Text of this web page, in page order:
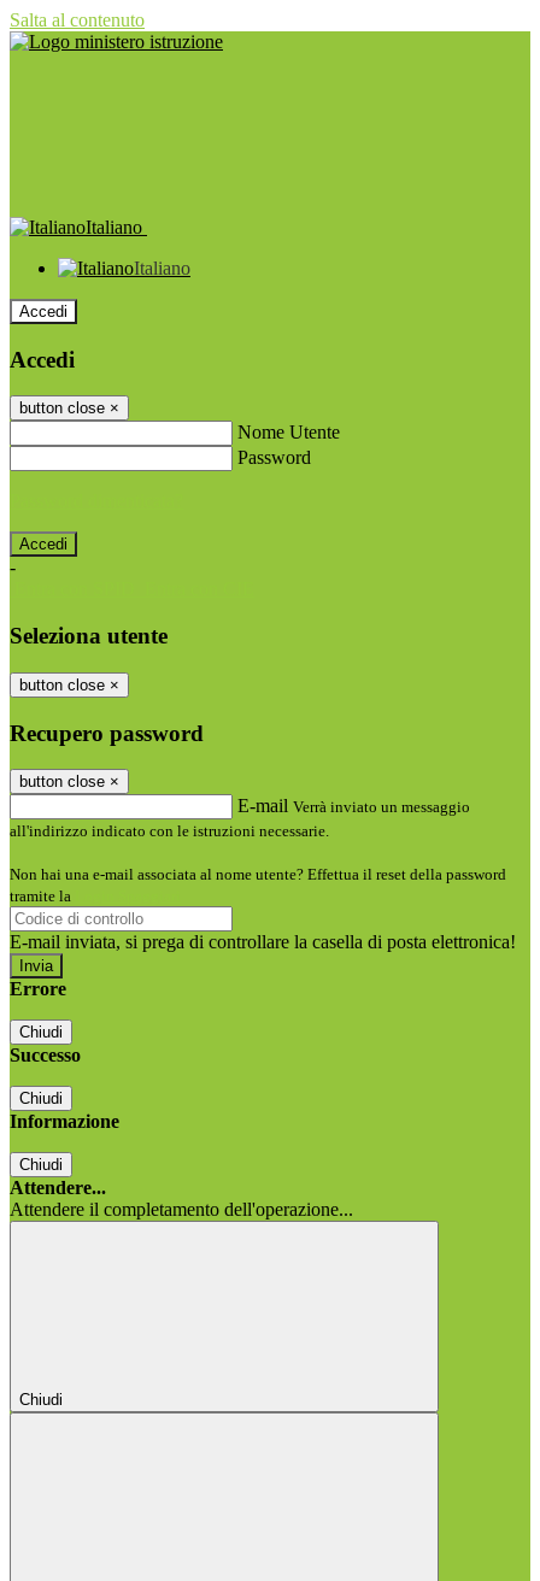
Salta al contenuto
Italiano
Italiano
Accedi
Accedi
button close ×
Nome Utente
Password
-
Seleziona utente
button close ×
Recupero password
button close ×
E-mail Verrà inviato un messaggio
all'indirizzo indicato con le istruzioni necessarie.
Non hai una e-mail associata al nome utente? Effettua il reset della password
tramite la
E-mail inviata, si prega di controllare la casella di posta elettronica!
Errore
Chiudi
Successo
Chiudi
Informazione
Chiudi
Attendere...
Attendere il completamento dell'operazione...
Chiudi